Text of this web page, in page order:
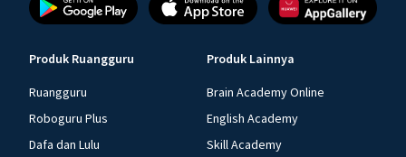
Produk Ruangguru
Ruangguru
Roboguru Plus
Dafa dan Lulu
Produk Lainnya
Brain Academy Online
English Academy
Skill Academy